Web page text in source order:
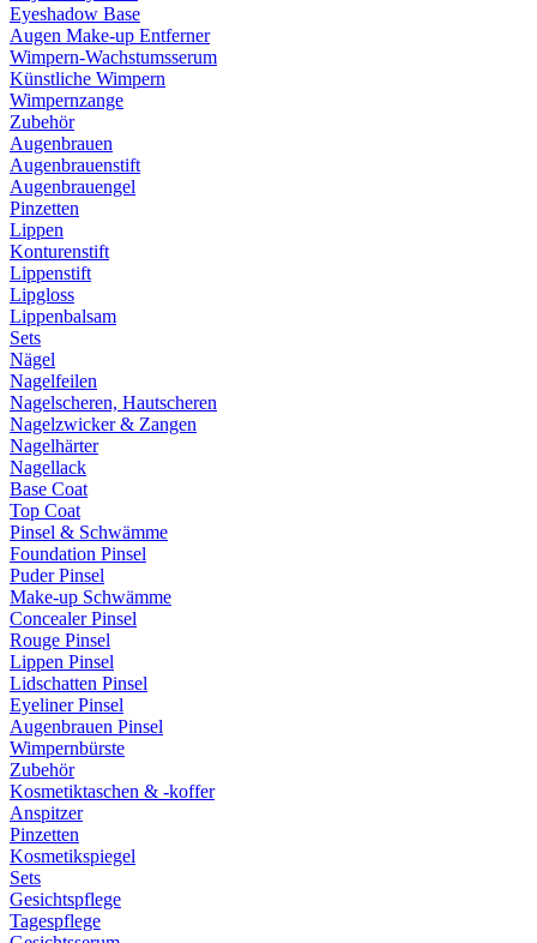
Eyeshadow Base
Augen Make-up Entferner
Wimpern-Wachstumsserum
Künstliche Wimpern
Wimpernzange
Zubehör
Augenbrauen
Augenbrauenstift
Augenbrauengel
Pinzetten
Lippen
Konturenstift
Lippenstift
Lipgloss
Lippenbalsam
Sets
Nägel
Nagelfeilen
Nagelscheren, Hautscheren
Nagelzwicker & Zangen
Nagelhärter
Nagellack
Base Coat
Top Coat
Pinsel & Schwämme
Foundation Pinsel
Puder Pinsel
Make-up Schwämme
Concealer Pinsel
Rouge Pinsel
Lippen Pinsel
Lidschatten Pinsel
Eyeliner Pinsel
Augenbrauen Pinsel
Wimpernbürste
Zubehör
Kosmetiktaschen & -koffer
Anspitzer
Pinzetten
Kosmetikspiegel
Sets
Gesichtspflege
Tagespflege